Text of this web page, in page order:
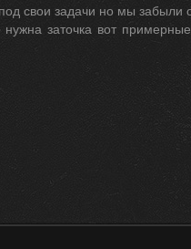
свои задачи но мы забыли
заточка вот